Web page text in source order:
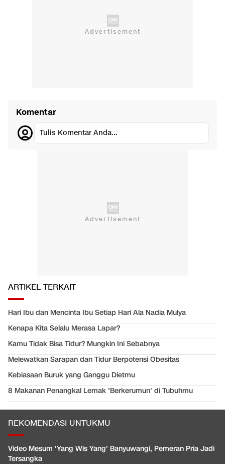
Komentar
Tulis Komentar Anda...
ARTIKEL TERKAIT
Hari Ibu dan Mencinta Ibu Setiap Hari Ala Nadia Mulya
Kenapa Kita Selalu Merasa Lapar?
Kamu Tidak Bisa Tidur? Mungkin Ini Sebabnya
Melewatkan Sarapan dan Tidur Berpotensi Obesitas
Kebiasaan Buruk yang Ganggu Dietmu
8 Makanan Penangkal Lemak 'Berkerumun' di Tubuhmu
REKOMENDASI UNTUKMU
Video Mesum 'Yang Wis Yang' Banyuwangi, Pemeran Pria Jadi
Tersangka